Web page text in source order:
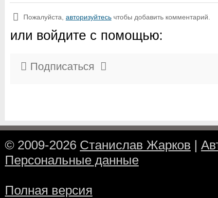
Пожалуйста, авторизуйтесь чтобы добавить комментарий.
или войдите с помощью:
Подписаться
© 2009-2026 Станислав Жарков |
Персональные данные
Полная версия